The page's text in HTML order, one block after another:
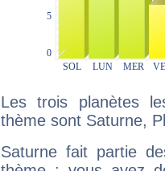
Les trois planètes
thème sont Saturne,
Saturne fait partie